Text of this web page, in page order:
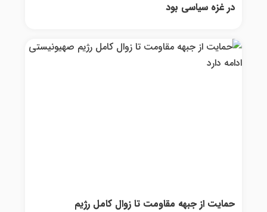
در غزه سیاسی بود
حمایت از جبهه مقاومت تا زوال کامل رژیم